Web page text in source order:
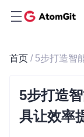
首页
5步打造
具让效率